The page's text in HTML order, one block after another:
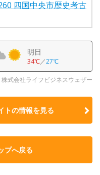
四国中央市歴史考古
明日
34℃／27℃
式会社ライフビジネスウェザー
トの情報を見る
プへ戻る